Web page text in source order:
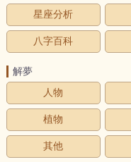
星座分析
八字百科
解夢
人物
植物
其他